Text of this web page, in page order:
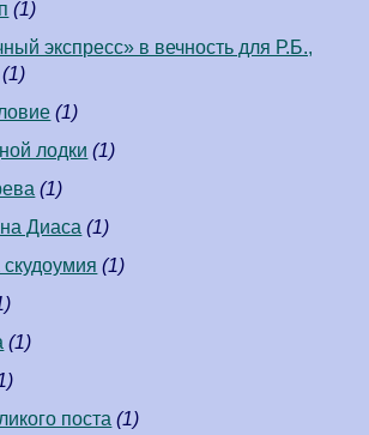
(1)
экспресс» в вечность для Р.Б.,
(1)
(1)
лодки (1)
(1)
Диаса (1)
скудоумия (1)
(1)
поста (1)